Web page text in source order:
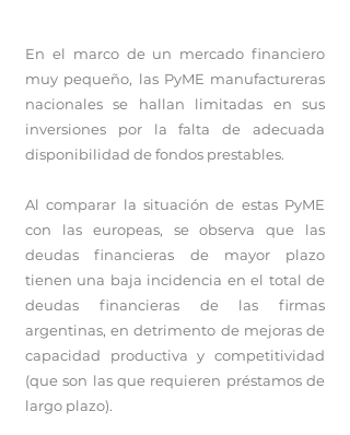
En el marco de un mercado financiero
muy pequeño, las PyME manufactureras
nacionales se hallan limitadas en sus
inversiones por la falta de adecuada
disponibilidad de fondos prestables.
Al comparar la situación de estas PyME
con las europeas, se observa que las
deudas financieras de mayor plazo
tienen una baja incidencia en el total de
deudas financieras de las firmas
argentinas, en detrimento de mejoras de
capacidad productiva y competitividad
(que son las que requieren préstamos de
largo plazo).